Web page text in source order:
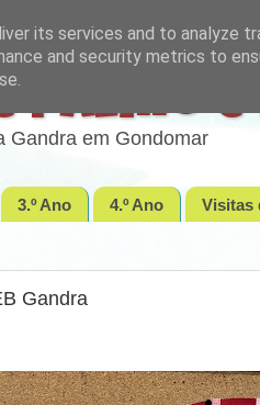
Palmo e
Gandra em Gondomar
3.º Ano 4.º Ano Visitas
Gandra
its services and to analyze
and security metrics to